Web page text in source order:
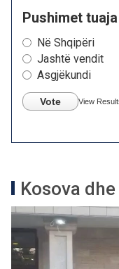
Pushimet
Në Shqipëri
Jashtë vendit
Asgjëkundi
Vote View
Kosova